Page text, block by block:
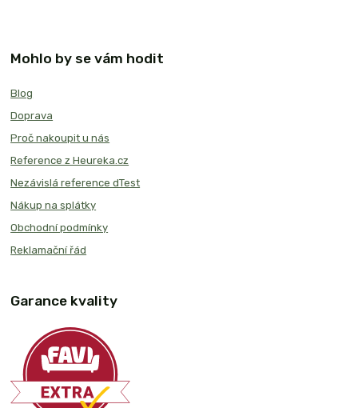
Mohlo by se vám hodit
Blog
Doprava
Proč nakoupit u nás
Reference z Heureka.cz
Nezávislá reference dTest
Nákup na splátky
Obchodní podmínky
Reklamační řád
Garance kvality